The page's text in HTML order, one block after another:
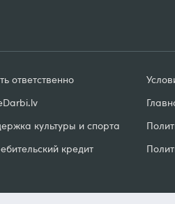
ответственно
.lv
культуры и спорта
кредит